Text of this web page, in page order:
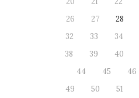
26
27 28
32
33 34
38
39 40
44
45 46
49
50 51